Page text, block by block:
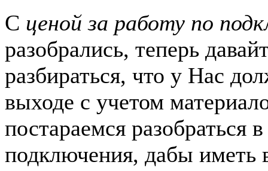
С ценой за работу по
разобрались, теперь
разбираться, что у Нас
выходе с учетом
постараемся разобраться
подключения, дабы иметь